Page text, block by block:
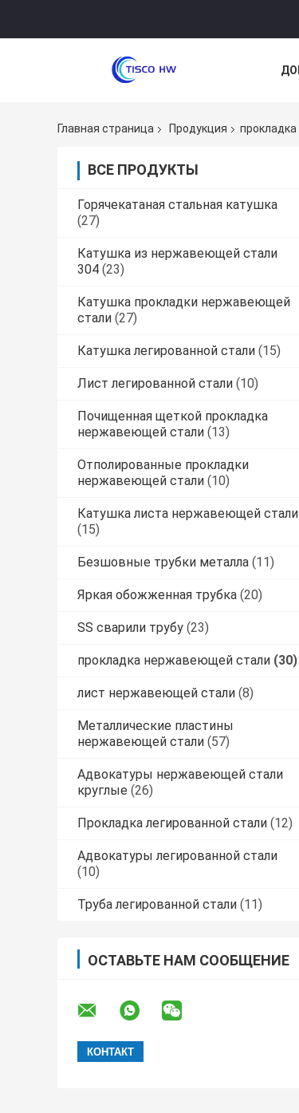
Главная страница Продукция
ВСЕ ПРОДУКТЫ
Горячекатаная стальная катушка
(27)
Катушка из нержавеющей стали
304 (23)
Катушка прокладки нержавеющей
стали (27)
Катушка легированной стали (15)
Лист легированной стали (10)
Почищенная щеткой прокладка
нержавеющей стали (13)
Отполированные прокладки
нержавеющей стали (10)
Катушка листа нержавеющей стали
(15)
Безшовные трубки металла (11)
Яркая обожженная трубка (20)
SS сварили трубу (23)
прокладка нержавеющей стали (30)
лист нержавеющей стали (8)
Металлические пластины
нержавеющей стали (57)
Адвокатуры нержавеющей стали
круглые (26)
Прокладка легированной стали (12)
Адвокатуры легированной стали
(10)
Труба легированной стали (11)
ОСТАВЬТЕ НАМ СООБЩЕНИЕ